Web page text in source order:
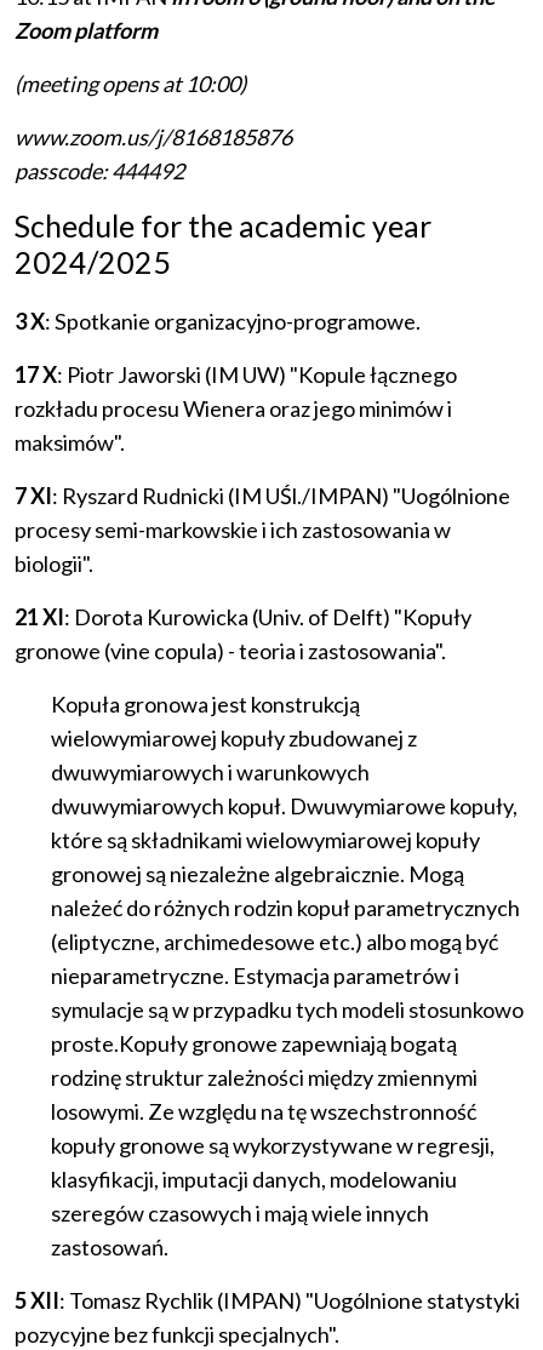
Zoomplatform
(meeting opens at 10:00)
www.zoom.us/j/8168185876
passcode: 444492
Schedule for the academic year
2024/2025
3 X: Spotkanie organizacyjno-programowe.
17 X: Piotr Jaworski (IM UW) "Kopule łącznego
rozkładu procesu Wienera oraz jego minimów i
maksimów".
7 XI: Ryszard Rudnicki (IM UŚl./IMPAN) "Uogólnione
procesy semi-markowskie i ich zastosowania w
biologii".
21 XI: Dorota Kurowicka (Univ. of Delft) "Kopuły
gronowe (vine copula) - teoria i zastosowania".
Kopuła gronowa jest konstrukcją
wielowymiarowej kopuły zbudowanej z
dwuwymiarowych i warunkowych
dwuwymiarowych kopuł. Dwuwymiarowe kopuły,
które są składnikami wielowymiarowej kopuły
gronowej są niezależne algebraicznie. Mogą
należeć do różnych rodzin kopuł parametrycznych
(eliptyczne, archimedesowe etc.) albo mogą być
nieparametryczne. Estymacja parametrów i
symulacje są w przypadku tych modeli stosunkowo
proste.Kopuły gronowe zapewniają bogatą
rodzinę struktur zależności między zmiennymi
losowymi. Ze względu na tę wszechstronność
kopuły gronowe są wykorzystywane w regresji,
klasyfikacji, imputacji danych, modelowaniu
szeregów czasowych i mają wiele innych
zastosowań.
5 XII: Tomasz Rychlik (IMPAN) "Uogólnione statystyki
pozycyjne bez funkcji specjalnych".